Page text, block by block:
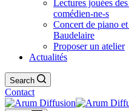
Lectures jouées
comédien-ne-s
Concert de piano
Baudelaire
Proposer un atelier
Actualités
Search
Contact